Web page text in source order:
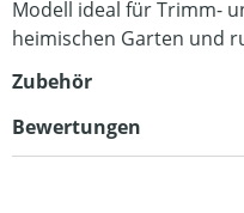
Modell ideal für Trimm-
heimischen Garten und
Zubehör
Bewertungen